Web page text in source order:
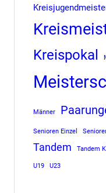
Kreispokal
Männer
Senioren Einzel
Tandem Tandem
U19 U23